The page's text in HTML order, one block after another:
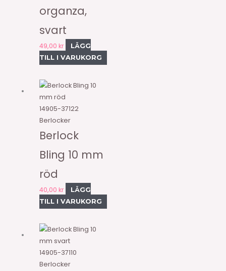
organza,
svart
49,00kr
LÄGG
TILL I VARUKORG
14905-37122
Berlocker
Berlock
Bling 10 mm
röd
40,00kr
LÄGG
TILL I VARUKORG
14905-37110
Berlocker